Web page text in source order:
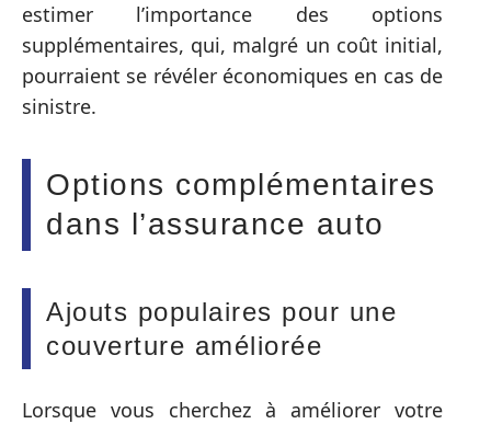
estimer l’importance des options
supplémentaires, qui, malgré un coût initial,
pourraient se révéler économiques en cas de
sinistre.
Options complémentaires
dans l’assurance auto
Ajouts populaires pour une
couverture améliorée
Lorsque vous cherchez à améliorer votre